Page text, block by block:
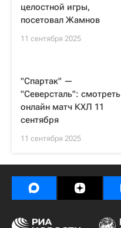
целостной игры,
посетовал Жамнов
11 сентября 2025
"Спартак" —
"Северсталь": смотреть
онлайн матч КХЛ 11
сентября
11 сентября 2025